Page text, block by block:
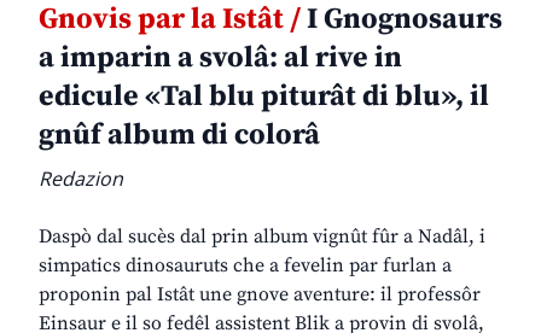
Gnovis par la Istât /I Gnognosaurs
a imparin a svolâ: al rive in
edicule «Tal blu piturât di blu», il
gnûf album di colorâ
Redazion
Daspò dal sucès dal prin album vignût fûr a Nadâl, i
simpatics dinosauruts che a fevelin par furlan a
proponin pal Istât une gnove aventure: il professôr
Einsaur e il so fedêl assistent Blik a provin di svolâ,